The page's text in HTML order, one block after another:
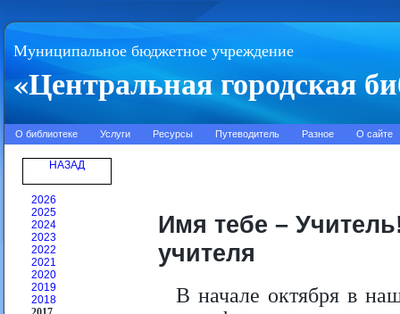
Муниципальное бюджетное учреждение
«Центральная городская
О библиотеке Услуги Ресурсы Путеводитель Разное О сайте
НАЗАД
2026
2025
2024
2023
2022
2021
2020
2019
2018
Имя тебе –
учителя
В начале октября в